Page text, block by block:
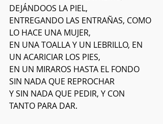
DEJÁNDOOS LA PIEL,
ENTREGANDO LAS ENTRAÑAS, COMO
LO HACE UNA MUJER,
EN UNA TOALLA Y UN LEBRILLO, EN
UN ACARICIAR LOS PIES,
EN UN MIRAROS HASTA EL FONDO
SIN NADA QUE REPROCHAR
Y SIN NADA QUE PEDIR, Y CON
TANTO PARA DAR.